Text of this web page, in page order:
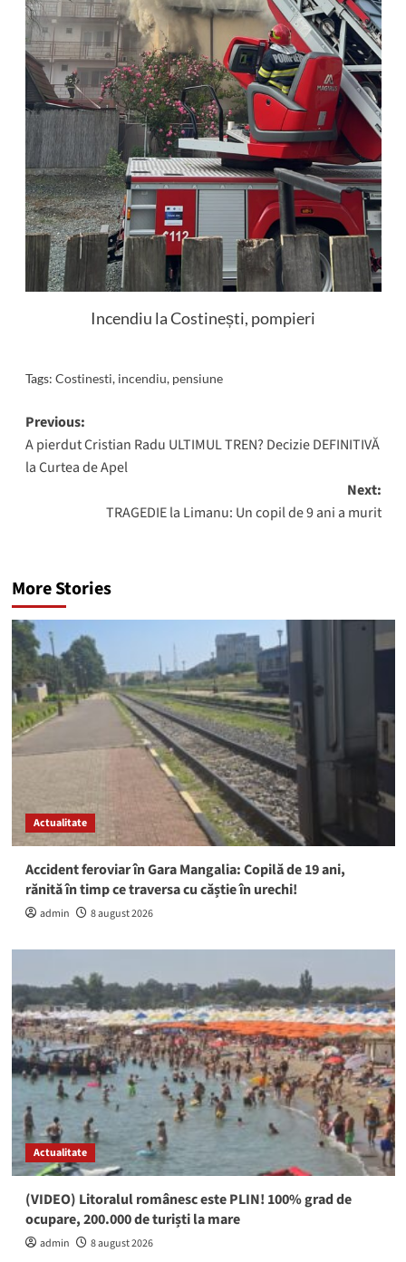
Incendiu la Costinești, pompieri
Tags: Costinesti, incendiu, pensiune
Post
navigation
Previous:
A pierdut Cristian Radu ULTIMUL TREN? Decizie DEFINITIVĂ
la Curtea de Apel
Next:
TRAGEDIE la Limanu: Un copil de 9 ani a murit
More Stories
Actualitate
Accident feroviar în Gara Mangalia: Copilă de 19 ani,
rănită în timp ce traversa cu căștie în urechi!
admin 8 august 2026
Actualitate
(VIDEO) Litoralul românesc este PLIN! 100% grad de
ocupare, 200.000 de turiști la mare
admin 8 august 2026